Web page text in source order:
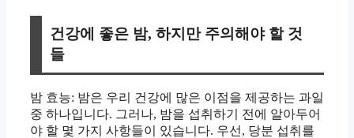
건강에 좋은 밤, 하지만 주의해야 할 것
들
밤 효능: 밤은 우리 건강에 많은 이점을 제공하는 과일
중 하나입니다. 그러나, 밤을 섭취하기 전에 알아두어
야 할 몇 가지 사항들이 있습니다. 우선, 당분 섭취를